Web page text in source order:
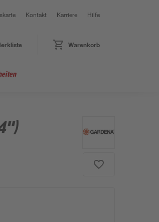
Kontakt Karriere Hilfe
Warenkorb